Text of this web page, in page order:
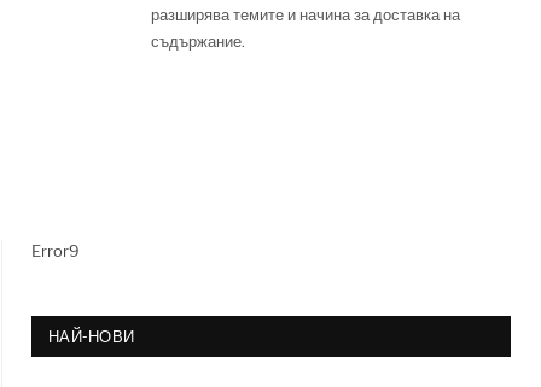
разширява темите и начина за доставка на
съдържание.
Error9
НАЙ-НОВИ